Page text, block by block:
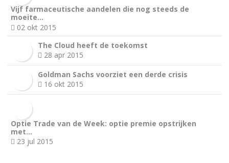
Vijf farmaceutische aandelen die nog steeds de
moeite…
02 okt 2015
The Cloud heeft de toekomst
28 apr 2015
Goldman Sachs voorziet een derde crisis
16 okt 2015
Optie Trade van de Week: optie premie opstrijken
met…
23 jul 2015